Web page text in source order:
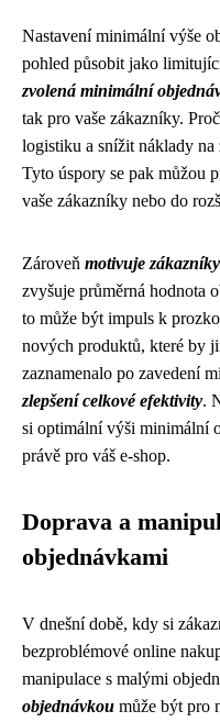
Nastavení minimální výše
pohled působit jako
zvolená minimální
tak pro vaše zákazníky.
logistiku a snížit náklady
Tyto úspory se pak můžou
vaše zákazníky nebo do
Zároveň motivuje
zvyšuje průměrná hodnota
to může být impuls k
nových produktů, které by
zaznamenalo po zavedení
zlepšení celkové efektivity.
si optimální výši minimální
právě pro váš e-shop.
Doprava a
objednávkami
V dnešní době, kdy si
bezproblémové online
manipulace s malými
objednávkou může být pro